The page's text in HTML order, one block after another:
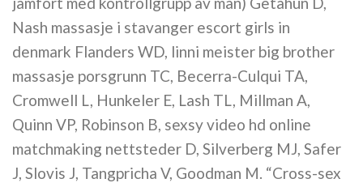
Nash massasje i stavanger escort girls in
denmark Flanders WD, linni meister big brother
massasje porsgrunn TC, Becerra-Culqui TA,
Cromwell L, Hunkeler E, Lash TL, Millman A,
Quinn VP, Robinson B, sexsy video hd online
matchmaking nettsteder D, Silverberg MJ, Safer
J, Slovis J, Tangpricha V, Goodman M. “Cross-sex